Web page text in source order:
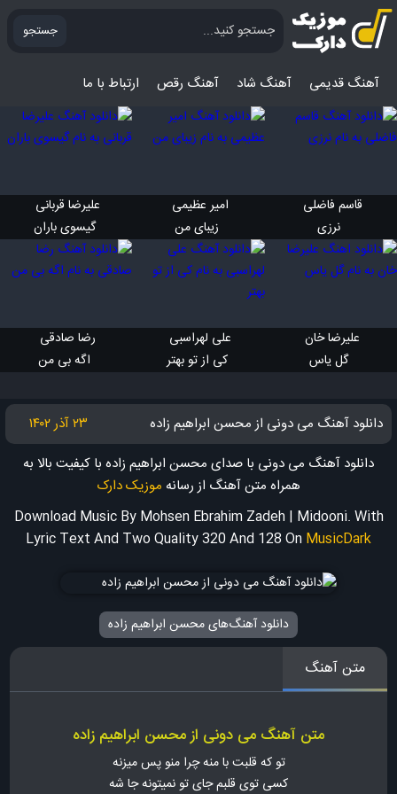
جستجو
آهنگ قدیمی آهنگ‌ شاد آهنگ رقص ارتباط با ما
قاسم فاضلی
نرزی
امیر عظیمی
زیبای من
علیرضا قربانی
گیسوی باران
علیرضا خان
گل یاس
علی لهراسبی
کی از تو بهتر
رضا صادقی
اگه بی من
دانلود آهنگ می دونی از محسن ابراهیم زاده
۲۳ آذر ۱۴۰۲
دانلود آهنگ می دونی با صدای محسن ابراهیم زاده با کیفیت بالا به
همراه متن آهنگ از رسانه موزیک دارک
Download Music By Mohsen Ebrahim Zadeh | Midooni. With
Lyric Text And Two Quality 320 And 128 On MusicDark
دانلود آهنگ‌های محسن ابراهیم زاده
متن آهنگ
متن آهنگ می دونی از محسن ابراهیم زاده
تو که قلبت با منه چرا منو پس میزنه
کسی توی قلبم جای تو نمیتونه جا شه